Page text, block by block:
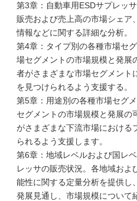
第3章：自動車用ESDサプレッ
販売および売上高の市場シェア
情報などに関する詳細な分析。
第4章：タイプ別の各種市場セ
場セグメントの市場規模と発展
者がさまざまな市場セグメント
を見つけられるよう支援する。
第5章：用途別の各種市場セグ
セグメントの市場規模と発展の
がさまざまな下流市場における
られるよう支援します。
第6章：地域レベルおよび国レ
レッサの販売状況。各地域お
能性に関する定量分析を提供し
発展見通し、市場規模について